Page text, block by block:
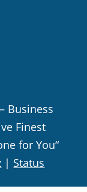
– Business
Finest
for You“
| Status